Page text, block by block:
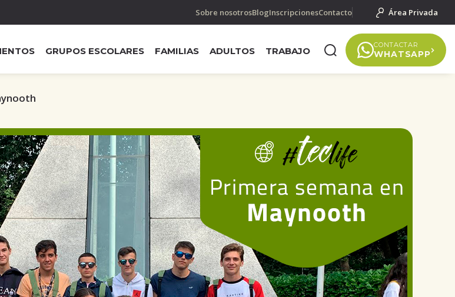
Sobre nosotrosBlogInscripcionesContacto Área Privada
GRUPOS ESCOLARES FAMILIAS ADULTOS TRABAJO
CONTACTAR
WHATSAPP